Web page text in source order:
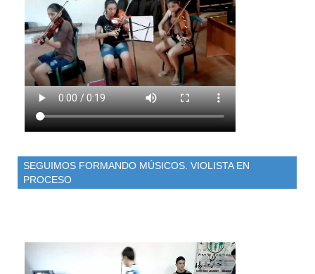
SEGUIMOS FORMANDO MÚSICOS. VIOLISTA EN
PROCESO